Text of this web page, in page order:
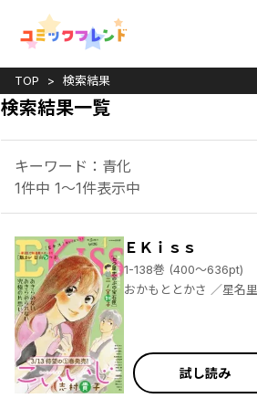
TOP 検索結果
検索結果一覧
キーワード：青化
1件中 1～1件表示中
ＥＫｉｓｓ
1-138巻 (400～636pt)
おかもととかさ ／星名里帆 ／二ノ宮知子 ／海野つなみ ／浅見理都 ／はんざき朝未 ／柴なつみ ／天沢アキ ／有賀リエ ／小沢かな ／小川彌生 ／ナカガワパリ ／朱村咲 ／こやまゆかり ／伊藤理佐 ／アイビー茜 ／ふみさき ／柘植文 ／ともえ ／藤沢もやし ／トヨタトヨ ／ひうらさとる ／東村アキコ ／久世番子 ／川端志季 ／志村貴子 ／磯谷友紀 ／谷川史子 ／河内遙 ／谷口リヨ果 ／六多いくみ ／アイビー茜 ／嶽まいこ ／松田奈緒子 ／ＫＵＪＩＲＡ ／和田こま ／六つ花えいこ ／加瀬アオ ／井上霞 ／小藤まつ
試し読み